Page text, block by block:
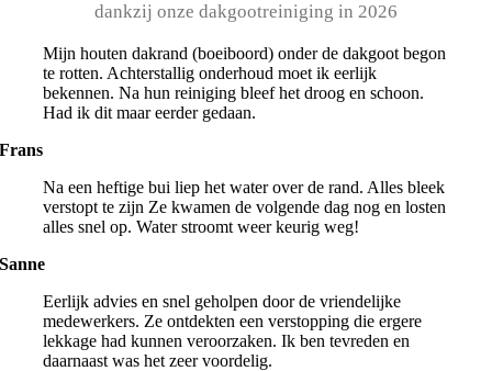
dankzij onze dakgootreiniging in 2026
Mijn houten dakrand (boeiboord) onder de dakgoot begon
te rotten. Achterstallig onderhoud moet ik eerlijk
bekennen. Na hun reiniging bleef het droog en schoon.
Had ik dit maar eerder gedaan.
Frans
Na een heftige bui liep het water over de rand. Alles bleek
verstopt te zijn Ze kwamen de volgende dag nog en losten
alles snel op. Water stroomt weer keurig weg!
Sanne
Eerlijk advies en snel geholpen door de vriendelijke
medewerkers. Ze ontdekten een verstopping die ergere
lekkage had kunnen veroorzaken. Ik ben tevreden en
daarnaast was het zeer voordelig.